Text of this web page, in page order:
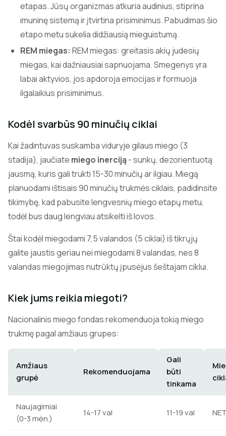
etapas. Jūsų organizmas atkuria audinius, stiprina
imuninę sistemą ir įtvirtina prisiminimus. Pabudimas šio
etapo metu sukelia didžiausią mieguistumą.
REM miegas: REM miegas: greitasis akių judesių
miegas, kai dažniausiai sapnuojama. Smegenys yra
labai aktyvios, jos apdoroja emocijas ir formuoja
ilgalaikius prisiminimus.
Kodėl svarbūs 90 minučių ciklai
Kai žadintuvas suskamba viduryje gilaus miego (3
stadija), jaučiate miego inerciją- sunkų, dezorientuotą
jausmą, kuris gali trukti 15-30 minučių ar ilgiau. Miegą
planuodami ištisais 90 minučių trukmės ciklais, padidinsite
tikimybę, kad pabusite lengvesnių miego etapų metu,
todėl bus daug lengviau atsikelti iš lovos.
Štai kodėl miegodami 7,5 valandos (5 ciklai) iš tikrųjų
galite jaustis geriau nei miegodami 8 valandas, nes 8
valandas miegojimas nutrūktų įpusėjus šeštajam ciklui.
Kiek jums reikia miegoti?
Nacionalinis miego fondas rekomenduoja tokią miego
trukmę pagal amžiaus grupes:
Amžiaus
grupė
Rekomenduojama
Gali
būti
tinkama
Naujagimiai
(0-3 mėn.)
14-17 val 11-19 val